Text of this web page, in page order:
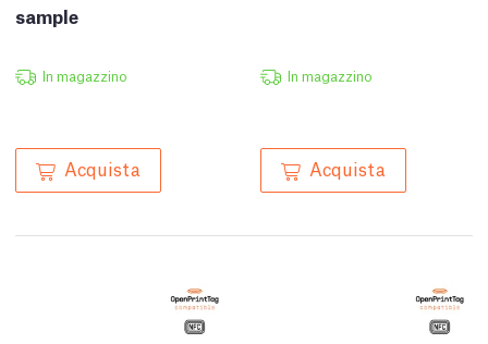
sample
In magazzino
Acquista
In magazzino
Acquista